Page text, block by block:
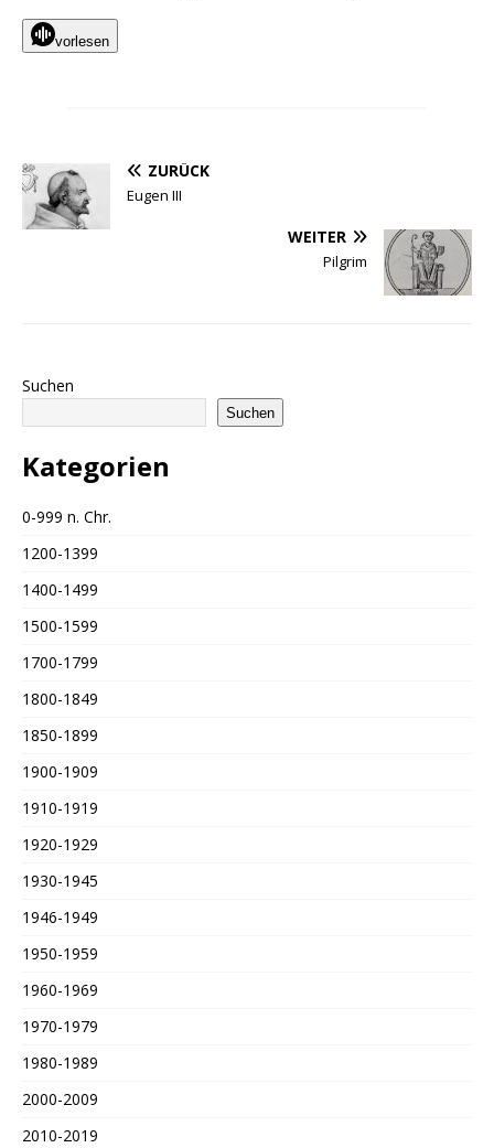
vorlesen
ZURÜCK
Eugen III
WEITER
Pilgrim
Suchen
Suchen
Kategorien
0-999 n. Chr.
1200-1399
1400-1499
1500-1599
1700-1799
1800-1849
1850-1899
1900-1909
1910-1919
1920-1929
1930-1945
1946-1949
1950-1959
1960-1969
1970-1979
1980-1989
2000-2009
2010-2019